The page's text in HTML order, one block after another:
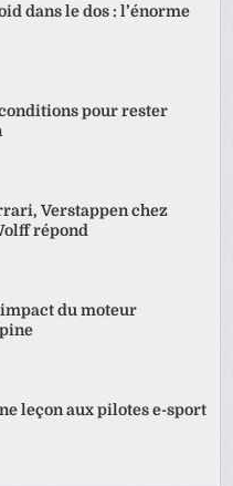
dans le dos : l’énorme
pour rester
Verstappen chez
répond
du moteur
leçon aux pilotes e-sport